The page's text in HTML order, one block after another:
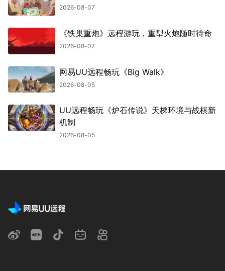
2026-08-07
《铁巢重炮》远程游玩，重型火炮随时待命
2026-08-07
网易UU远程畅玩《Big Walk》
2026-08-05
UU远程畅玩《炉石传说》天梯环境与战棋新
机制
2026-08-05